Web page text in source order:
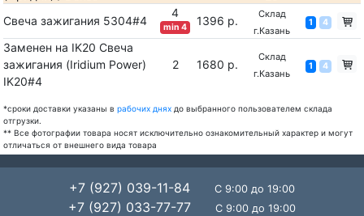
Свеча зажигания 5304#4
4
min 4 1396 р.
Склад
г.Казань
1 4
Заменен на IK20 Свеча
зажигания (Iridium Power)
IK20#4
2 1680 р.
Склад
г.Казань
1 4
*сроки доставки указаны в рабочих днях до выбранного пользователем склада
отгрузки.
** Все фотографии товара носят исключительно ознакомительный характер и могут
отличаться от внешнего вида товара
+7 (927) 039-11-84 С 9:00 до 19:00
+7 (927) 033-77-77 С 9:00 до 19:00